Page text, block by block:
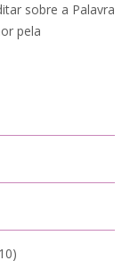
sobre a Palavra
pela